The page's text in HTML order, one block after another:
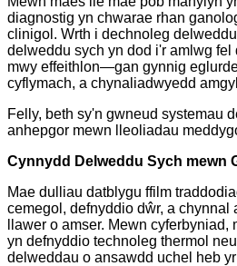
diagnostig yn chwarae rhan
clinigol. Wrth i dechnoleg
delweddu sych yn dod i'r amlwg fel
mwy effeithlon—gan gynnig
cyflymach, a chynaliadwyedd
Felly, beth sy'n gwneud systemau
anhepgor mewn lleoliadau
Cynnydd Delweddu Sych mewn
Mae dulliau datblygu ffilm
cemegol, defnyddio dŵr, a chynnal
llawer o amser. Mewn
yn defnyddio technoleg thermol
delweddau o ansawdd uchel heb